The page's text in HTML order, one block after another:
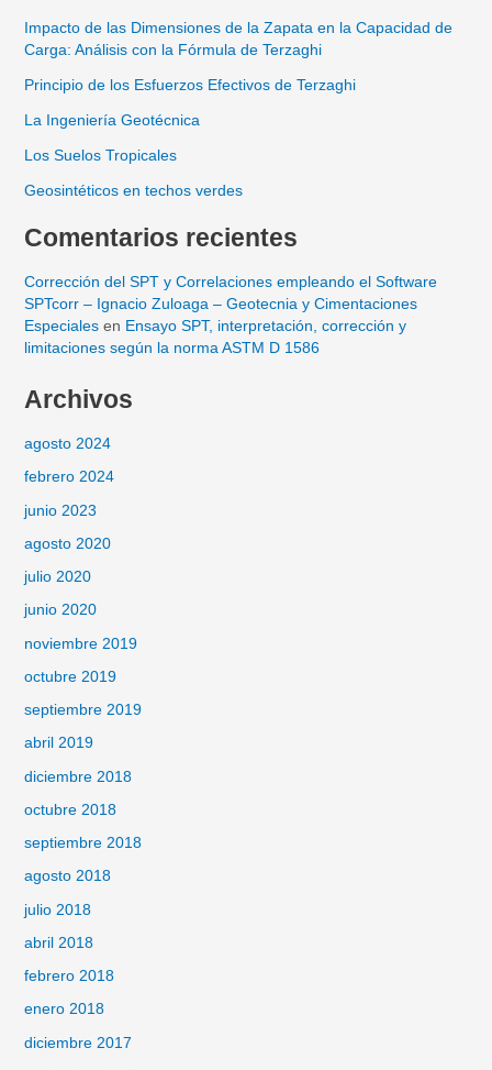
Impacto de las Dimensiones de la Zapata en la Capacidad de
Carga: Análisis con la Fórmula de Terzaghi
Principio de los Esfuerzos Efectivos de Terzaghi
La Ingeniería Geotécnica
Los Suelos Tropicales
Geosintéticos en techos verdes
Comentarios recientes
Corrección del SPT y Correlaciones empleando el Software
SPTcorr – Ignacio Zuloaga – Geotecnia y Cimentaciones
Especialesen Ensayo SPT, interpretación, corrección y
limitaciones según la norma ASTM D 1586
Archivos
agosto 2024
febrero 2024
junio 2023
agosto 2020
julio 2020
junio 2020
noviembre 2019
octubre 2019
septiembre 2019
abril 2019
diciembre 2018
octubre 2018
septiembre 2018
agosto 2018
julio 2018
abril 2018
febrero 2018
enero 2018
diciembre 2017